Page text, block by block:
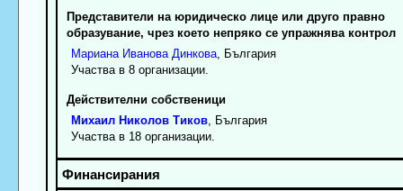
Представители на юридическо лице или друго правно
образувание, чрез което непряко се упражнява контрол
Мариана Иванова Динкова, България
Участва в 8 организации.
Действителни собственици
Михаил Николов Тиков, България
Участва в 18 организации.